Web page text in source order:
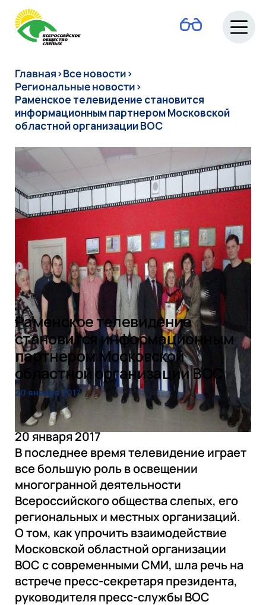
О ВОС
Новости
Руководство
Людям с
инвалидностью
СМИ ВОС
Деятельность
Промышленность
Главная›Все новости›
Региональные новости›
Раменское телевидение становится
информационным партнером Московской
областной организации ВОС
Раменское телевидение
становится информационным
партнером Московской
областной организации ВОС
20 января 2017
20 января 2017
В последнее время телевидение играет
все большую роль в освещении
многогранной деятельности
Всероссийского общества слепых, его
региональных и местных организаций.
О том, как упрочить взаимодействие
Московской областной организации
ВОС с современными СМИ, шла речь на
встрече пресс-секретаря президента,
руководителя пресс-службы ВОС